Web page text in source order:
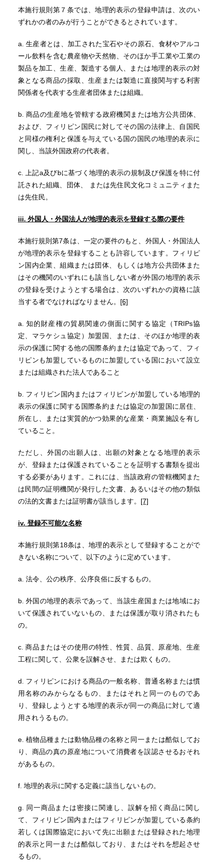
本施行規則第７条では、地理的表示の登録申請は、次のい
ずれかの者のみが行うことができるとされています。
a. 生産者とは、加工された宝石やその原石、食材やアルコ
ール飲料を含む農産物や天然物、そのほか手工業や工業の
製品を加工、生産、製造する個人、または地理的表示の対
象となる商品の採取、生産または製造に直接関与する利害
関係者を代表する生産者団体または組織。
b. 商品の生産地を管轄する政府機関または地方公共団体、
および、フィリピン国民に対してその国の法律上、自国民
と同様の権利と保護を与えている国の国民の地理的表示に
関し、当該外国政府の代表者。
c. 上記a及びbに基づく地理的表示の規制及び保護を特に付
託された組織、団体、 または先住民文化コミュニティまた
は先住民。
iii. 外国人・外国法人が地理的表示を登録する際の要件
本施行規則第7条は、一定の要件のもと、外国人・外国法人
が地理的表示を登録することも許容しています。フィリピ
ン国内企業、組織または団体、もしくは地方公共団体また
はその機関のいずれにも該当しない者が外国の地理的表示
の登録を受けようとする場合は、次のいずれかの資格に該
当する者でなければなりません。 [6]
a. 知的財産権の貿易関連の側面に関する協定（TRIPs協
定、マラケシュ協定）加盟国、または、そのほか地理的表
示の保護に関する他の国際条約または協定であって、フィ
リピンも加盟しているものに加盟している国において設立
または組織された法人であること
b. フィリピン国内またはフィリピンが加盟している地理的
表示の保護に関する国際条約または協定の加盟国に居住、
所在し、または実質的かつ効果的な産業・商業施設を有し
ていること。
ただし、外国の出願人は、出願の対象となる地理的表示
が、登録または保護されていることを証明する書類を提出
する必要があります。これには、当該政府の管轄機関また
は民間の証明機関が発行した文書、あるいはその他の類似
の法的文書または証明書が該当します。 [7]
iv. 登録不可能な名称
本施行規則第18条は、地理的表示として登録することがで
きない名称について、以下のように定めています。
a. 法令、公の秩序、公序良俗に反するもの。
b. 外国の地理的表示であって、当該生産国または地域にお
いて保護されていないもの、または保護が取り消されたも
の。
c. 商品またはその使用の特性、性質、品質、原産地、生産
工程に関して、公衆を誤解させ、または欺くもの。
d. フィリピンにおける商品の一般名称、普通名称または慣
用名称のみからなるもの、またはそれと同一のものであ
り、登録しようとする地理的表示が同一の商品に対して適
用されうるもの。
e. 植物品種または動物品種の名称と同一または酷似してお
り、商品の真の原産地について消費者を誤認させるおそれ
があるもの。
f. 地理的表示に関する定義に該当しないもの。
g. 同一商品または密接に関連し、誤解を招く商品に関し
て、フィリピン国内またはフィリピンが加盟している条約
若しくは国際協定において先に出願または登録された地理
的表示と同一または酷似しており、またはそれを想起させ
るもの。